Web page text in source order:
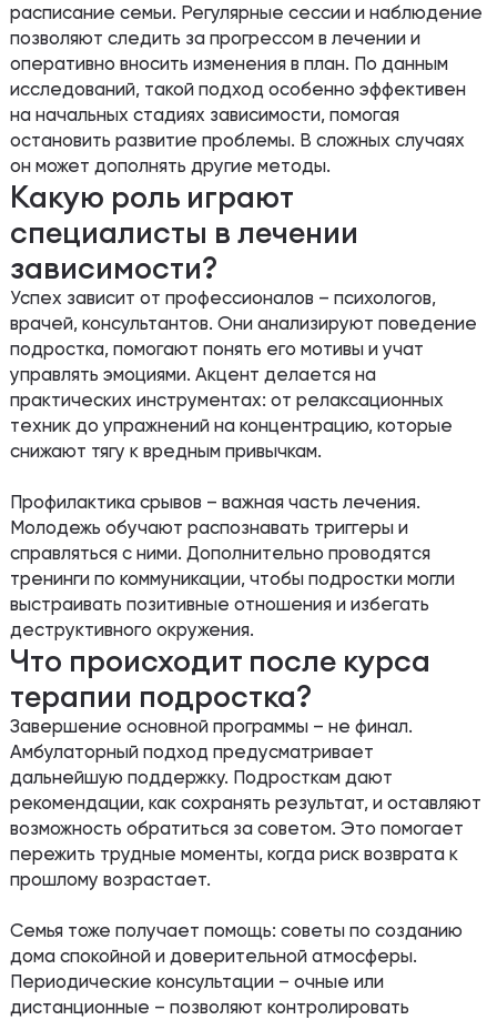
расписание семьи. Регулярные сессии и наблюдение
позволяют следить за прогрессом в лечении и
оперативно вносить изменения в план. По данным
исследований, такой подход особенно эффективен
на начальных стадиях зависимости, помогая
остановить развитие проблемы. В сложных случаях
он может дополнять другие методы.
Какую роль играют
специалисты в лечении
зависимости?
Успех зависит от профессионалов – психологов,
врачей, консультантов. Они анализируют поведение
подростка, помогают понять его мотивы и учат
управлять эмоциями. Акцент делается на
практических инструментах: от релаксационных
техник до упражнений на концентрацию, которые
снижают тягу к вредным привычкам.
Профилактика срывов – важная часть лечения.
Молодежь обучают распознавать триггеры и
справляться с ними. Дополнительно проводятся
тренинги по коммуникации, чтобы подростки могли
выстраивать позитивные отношения и избегать
деструктивного окружения.
Что происходит после курса
терапии подростка?
Завершение основной программы – не финал.
Амбулаторный подход предусматривает
дальнейшую поддержку. Подросткам дают
рекомендации, как сохранять результат, и оставляют
возможность обратиться за советом. Это помогает
пережить трудные моменты, когда риск возврата к
прошлому возрастает.
Семья тоже получает помощь: советы по созданию
дома спокойной и доверительной атмосферы.
Периодические консультации – очные или
дистанционные – позволяют контролировать